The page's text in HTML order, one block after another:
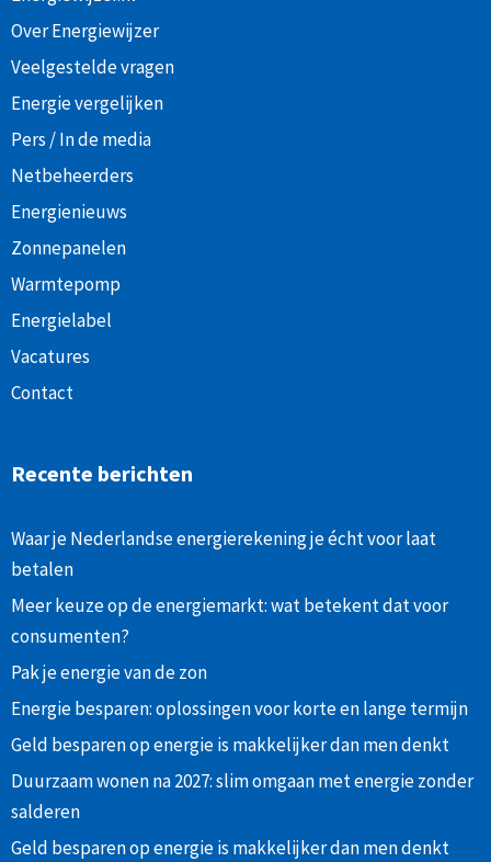
Over Energiewijzer
Veelgestelde vragen
Energie vergelijken
Pers / In de media
Netbeheerders
Energienieuws
Zonnepanelen
Warmtepomp
Energielabel
Vacatures
Contact
Recente berichten
Waar je Nederlandse energierekening je écht voor laat
betalen
Meer keuze op de energiemarkt: wat betekent dat voor
consumenten?
Pak je energie van de zon
Energie besparen: oplossingen voor korte en lange termijn
Geld besparen op energie is makkelijker dan men denkt
Duurzaam wonen na 2027: slim omgaan met energie zonder
salderen
Geld besparen op energie is makkelijker dan men denkt